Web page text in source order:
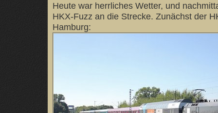
Heute war herrliches Wetter, und
HKX-Fuzz an die Strecke. Zunächst der
Hamburg: